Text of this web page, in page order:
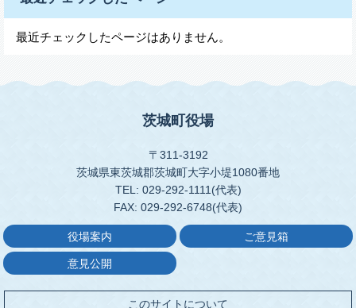
最近チェックしたページはありません。
茨城町役場
〒311-3192
茨城県東茨城郡茨城町大字小堤1080番地
TEL: 029-292-1111(代表)
FAX: 029-292-6748(代表)
役場案内 ご意見箱
意見公開
このサイトについて